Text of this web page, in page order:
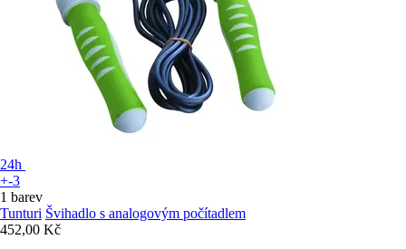
24h
+-3
1 barev
Tunturi Švihadlo s analogovým počítadlem
452,00 Kč